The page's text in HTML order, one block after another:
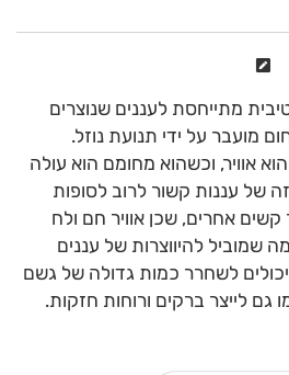
מתייחסת לעננים שנוצרים
מועבר על ידי תנועת נוזל.
אוויר, וכשהוא מחומם הוא עולה
של עננות קשור לרוב לסופות
קשים אחרים, שכן אוויר חם ולח
שמוביל להיווצרות של עננים
יכולים לשחרר כמות גדולה של גשם
גם לייצר ברקים ורוחות חזקות.